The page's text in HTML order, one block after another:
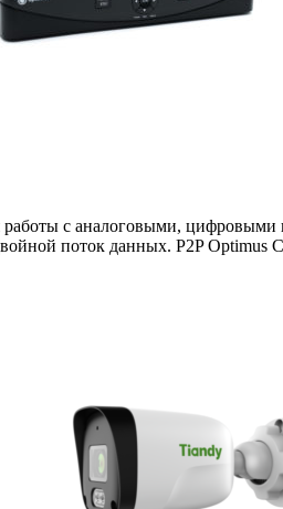
работы с аналоговыми,
поток данных. P2P Optimus